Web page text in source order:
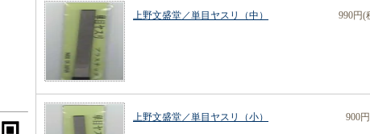
上野文盛堂／単目ヤスリ（中） 990円(
上野文盛堂／単目ヤスリ（小） 900